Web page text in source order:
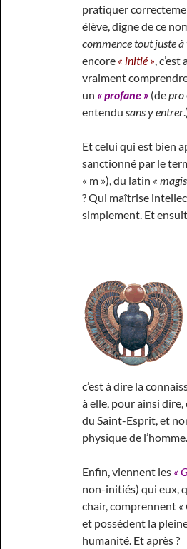
pratiquer
élève, digne de ce
commence tout juste
encore « initié »,
vraiment
un « profane » (depro
entendu sans y entrer
Et celui qui est bien
sanctionné par le
« m »), du latin «
? Qui maîtrise
simplement. Et
c’est à dire la
à elle, pour ainsi
du Saint-Esprit, et
physique de
Enfin, viennent les «
non-initiés) qui eux,
chair,comprennent «
et possèdent la
humanité. Et après ?